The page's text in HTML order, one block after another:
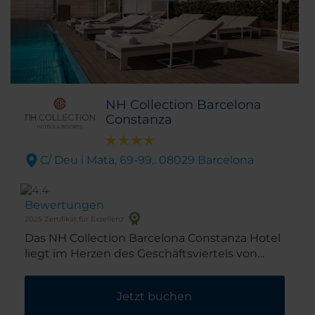
NH Collection Barcelona
Constanza
C/ Deu i Mata, 69-99,. 08029 Barcelona
Bewertungen
2025 Zertifikat für Exzellenz
Das NH Collection Barcelona Constanza Hotel
liegt im Herzen des Geschäftsviertels von
Nähe finden Sie zahlreiche Bars und
Jetzt buchen